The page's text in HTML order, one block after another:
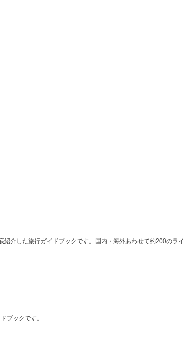
介した旅行ガイドブックです。国内・海外あわせて約200のラ
ブックです。